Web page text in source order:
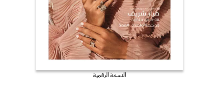
النسخة الرقمية